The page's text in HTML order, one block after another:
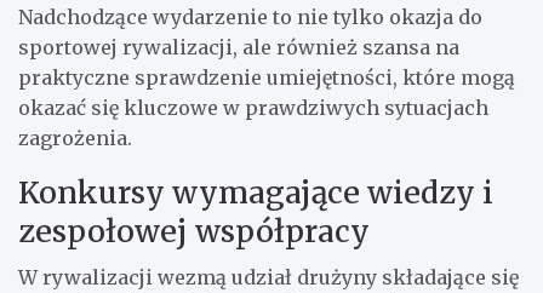
Nadchodzące wydarzenie to nie tylko okazja do
sportowej rywalizacji, ale również szansa na
praktyczne sprawdzenie umiejętności, które mogą
okazać się kluczowe w prawdziwych sytuacjach
zagrożenia.
Konkursy wymagające wiedzy i
zespołowej współpracy
W rywalizacji wezmą udział drużyny składające się